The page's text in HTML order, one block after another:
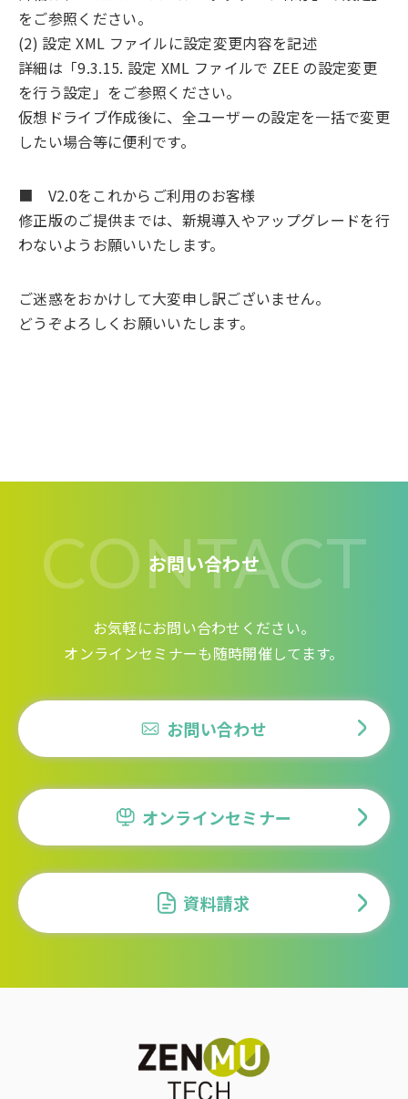
をご参照ください。
(2) 設定 XML ファイルに設定変更内容を記述
詳細は「9.3.15. 設定 XML ファイルで ZEE の設定変更
を行う設定」をご参照ください。
仮想ドライブ作成後に、全ユーザーの設定を一括で変更
したい場合等に便利です。
■ V2.0をこれからご利用のお客様
修正版のご提供までは、新規導入やアップグレードを行
わないようお願いいたします。
ご迷惑をおかけして大変申し訳ございません。
どうぞよろしくお願いいたします。
CONTACT
お問い合わせ
お気軽にお問い合わせください。
オンラインセミナーも随時開催してます。
お問い合わせ
オンラインセミナー
資料請求